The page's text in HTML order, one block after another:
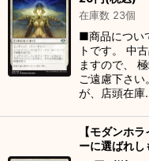
在庫数 23個
■商品につい
トです。 中
ますので、
ご遠慮下さ
が、店頭在
【モダンホ
ーに選ばれ